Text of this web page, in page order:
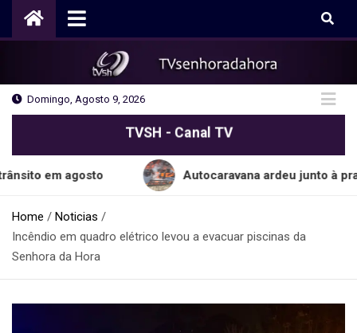
Domingo, Agosto 9, 2026
TVSH - Canal TV
agosto Autocaravana ardeu junto à praia do
Home
Noticias
Incêndio em quadro elétrico levou a evacuar piscinas da
Senhora da Hora